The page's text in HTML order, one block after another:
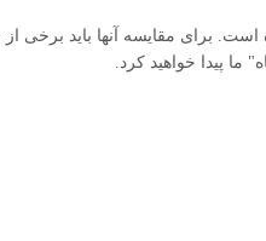
برای مقایسه آنها باید برخی از
پیدا خواهید کرد.